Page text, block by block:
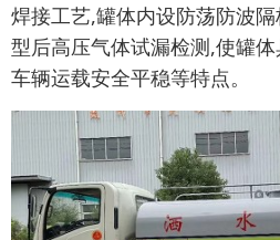
焊接工艺,罐体内设防荡防波
型后高压气体试漏检测,使罐体
车辆运载安全平稳等特点。